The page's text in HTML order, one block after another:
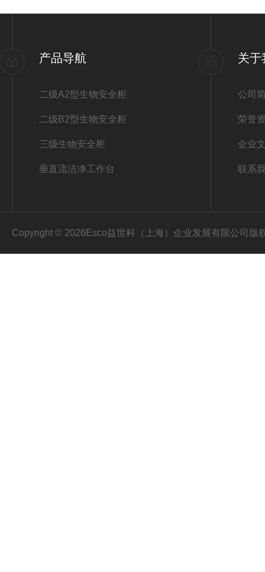
产品导航
二级A2型生物安全柜
二级B2型生物安全柜
三级生物安全柜
垂直流洁净工作台
关于
公司
荣誉
企业
联系
Copyright © 2026Esco益世科（上海）企业发展有限公司